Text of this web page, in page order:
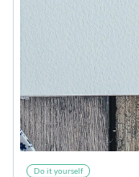
Do it yourself